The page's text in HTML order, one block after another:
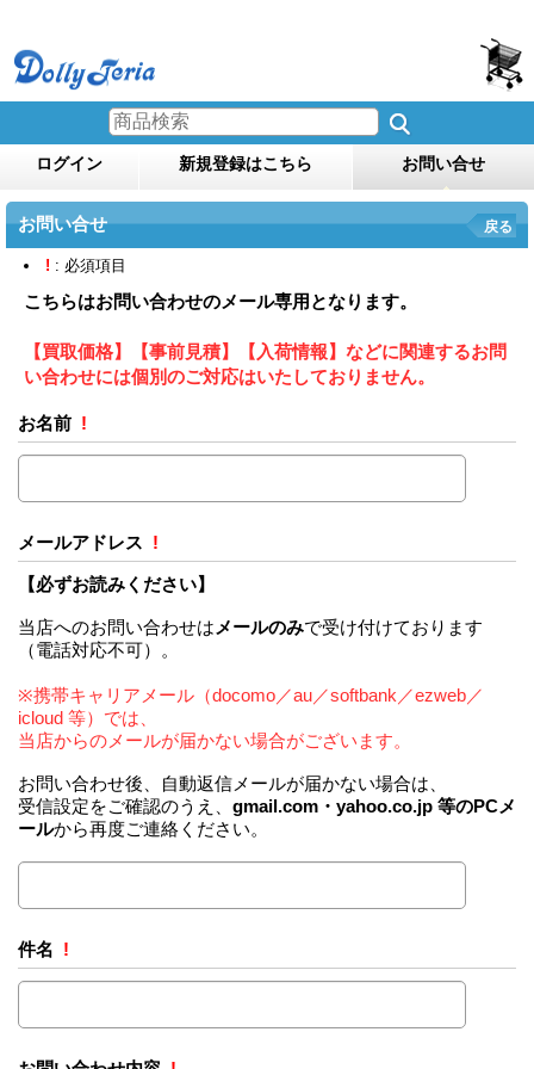
ログイン 新規登録はこちら お問い合せ
お問い合せ 戻る
! : 必須項目
こちらはお問い合わせのメール専用となります。
【買取価格】【事前見積】【入荷情報】などに関連するお問
い合わせには個別のご対応はいたしておりません。
お名前 !
メールアドレス !
【必ずお読みください】
当店へのお問い合わせは メールのみで受け付けております
（電話対応不可）。
※携帯キャリアメール（docomo／au／softbank／ezweb／
icloud 等）では、
当店からのメールが届かない場合がございます。
お問い合わせ後、自動返信メールが届かない場合は、
受信設定をご確認のうえ、 gmail.com・yahoo.co.jp 等のPCメ
ールから再度ご連絡ください。
件名 !